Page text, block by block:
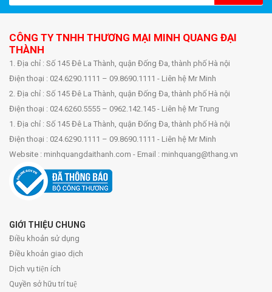
CÔNG TY TNHH THƯƠNG MẠI MINH QUANG ĐẠI
THÀNH
1. Địa chỉ : Số 145 Đê La Thành, quận Đống Đa, thành phố Hà nội
Điện thoại : 024.6290.1111 – 09.8690.1111 - Liên hệ Mr Minh
2. Địa chỉ : Số 145 Đê La Thành, quận Đống Đa, thành phố Hà nội
Điện thoại : 024.6260.5555 – 0962.142.145 - Liên hệ Mr Trung
1. Địa chỉ : Số 145 Đê La Thành, quận Đống Đa, thành phố Hà nội
Điện thoại : 024.6290.1111 – 09.8690.1111 - Liên hệ Mr Minh
Website : minhquangdaithanh.com - Email : minhquang@thang.vn
GIỚI THIỆU CHUNG
Điều khoản sử dụng
Điều khoản giao dịch
Dịch vụ tiện ích
Quyền sở hữu trí tuệ